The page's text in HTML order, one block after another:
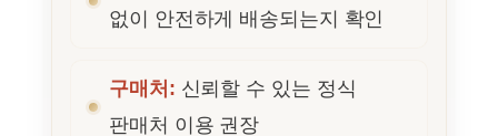
없이 안전하게 배송되는지 확인
구매처: 신뢰할 수 있는 정식
판매처 이용 권장